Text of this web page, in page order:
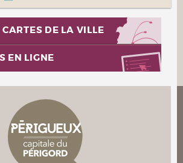
CARTES DE LA VILLE
EN LIGNE